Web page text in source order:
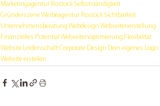
Marketingagentur Rostock Selbstständigkeit
GründerszeneWerbeagentur Rostock Sichtbarkeit
Unternehmensberatung Webdesign Webseitenerstellung
Finanzielles Potential Webseitenoptimierung Flexibilität
Website LeidenschaftCorporate Design Dein eigenes Logo
Website erstellen